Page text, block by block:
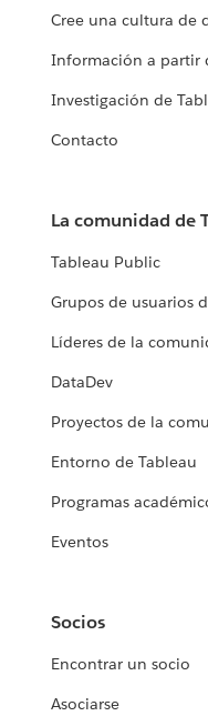
Cree una cultura de
Información a partir
Investigación de
Contacto
La comunidad de
Tableau Public
Grupos de usuarios
Líderes de la
DataDev
Proyectos de la
Entorno de Tableau
Programas
Eventos
Socios
Encontrar un socio
Asociarse